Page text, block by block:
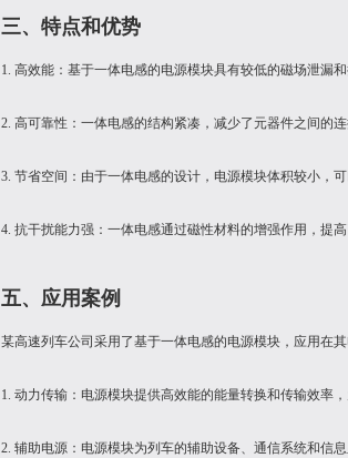
三、特点和优势
1. 高效能：基于一体电感的电源模块具有较低的磁场泄漏
2. 高可靠性：一体电感的结构紧凑，减少了元器件之间的
3. 节省空间：由于一体电感的设计，电源模块体积较小，
4. 抗干扰能力强：一体电感通过磁性材料的增强作用，提
五、应用案例
某高速列车公司采用了基于一体电感的电源模块，应用在其
1. 动力传输：电源模块提供高效能的能量转换和传输效率
2. 辅助电源：电源模块为列车的辅助设备、通信系统和信